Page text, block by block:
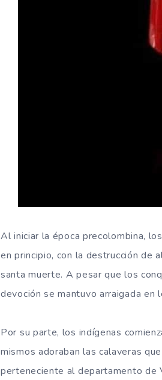
Al iniciar la época precolombina,
en principio, con la destrucción de
santa muerte. A pesar que los
devoción se mantuvo arraigada
Por su parte, los indígenas
mismos adoraban las calaveras
perteneciente al departamento de